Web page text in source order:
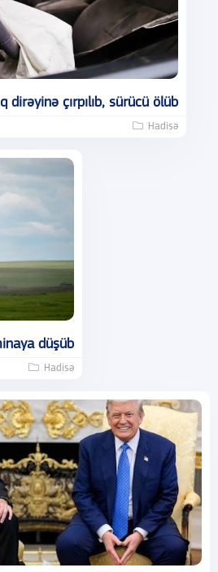
dirəyinə çırpılıb, sürücü ölüb
Hadisə
düşüb
Hadisə